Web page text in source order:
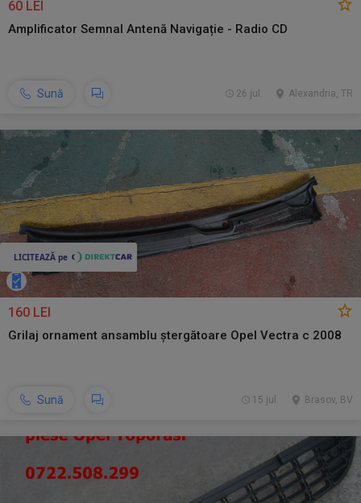
60 LEI
Amplificator Semnal Antenă Navigație - Radio CD
Sună Alexandria, TR
26 jul.
160 LEI
Grilaj ornament ansamblu ștergătoare Opel Vectra c 2008
Sună Brasov, BV
15 jul.